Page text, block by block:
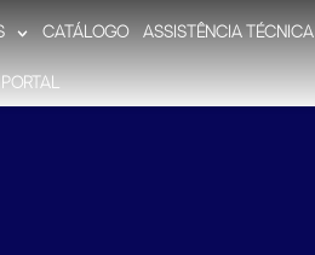
CATÁLOGO ASSISTÊNCIA TÉCNICA
PORTAL